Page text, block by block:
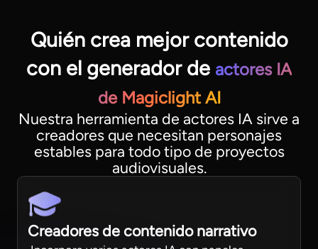
Quién crea mejor contenido
con el generador de actores IA
de Magiclight AI
Nuestra herramienta de actores IA sirve a
creadores que necesitan personajes
estables para todo tipo de proyectos
audiovisuales.
Creadores de contenido narrativo